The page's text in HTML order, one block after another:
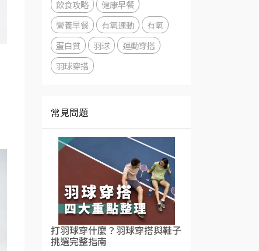
飲食攻略
健康早餐
營養早餐
有氧運動
有氧
蛋白質
羽球
運動穿搭
羽球穿搭
常見問題
打羽球穿什麼？羽球穿搭與鞋子
挑選完整指南